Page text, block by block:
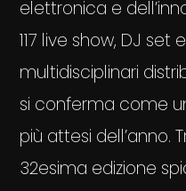
elettronica e
117 live show, DJ
multidisciplinari
si conferma come
più attesi dell’anno.
32esima edizione